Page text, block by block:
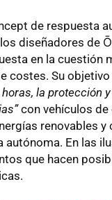
de respuesta
diseñadores de
en la cuestión
costes. Su objetivo
la protección
con vehículos de
renovables y
autónoma. En las
que hacen